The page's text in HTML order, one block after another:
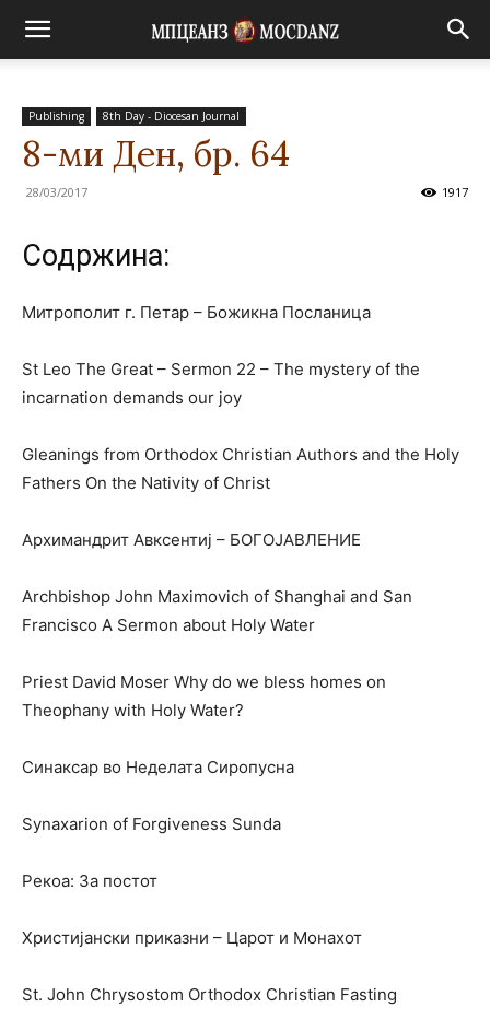
Publishing 8th Day - Diocesan Journal
8-ми Ден, бр. 64
28/03/2017 1917
Содржина:
Митрополит г. Петар – Божикна Посланица
St Leo The Great – Sermon 22 – The mystery of the
incarnation demands our joy
Gleanings from Orthodox Christian Authors and the Holy
Fathers On the Nativity of Christ
Архимандрит Авксентиј – БОГОЈАВЛЕНИЕ
Archbishop John Maximovich of Shanghai and San
Francisco A Sermon about Holy Water
Priest David Moser Why do we bless homes on
Theophany with Holy Water?
Синаксар во Неделата Сиропусна
Synaxarion of Forgiveness Sunda
Рекоа: За постот
Христијански приказни – Царот и Монахот
St. John Chrysostom Orthodox Christian Fasting